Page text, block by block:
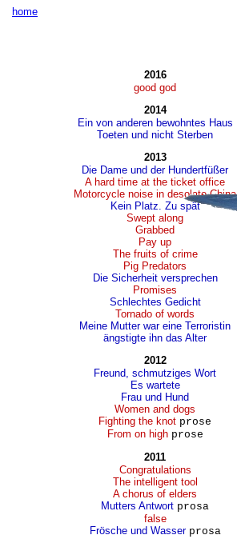
home
2016
good god
2014
Ein von anderen bewohntes Haus
Toeten und nicht Sterben
2013
Die Dame und der Hundertfüßer
A hard time at the ticket office
Motorcycle noise in desolate China
Kein Platz. Zu spät
Swept along
Grabbed
Pay up
The fruits of crime
Pig Predators
Die Sicherheit versprechen
Promises
Schlechtes Gedicht
Tornado of words
Meine Mutter war eine Terroristin
ängstigte ihn das Alter
2012
Freund, schmutziges Wort
Es wartete
Frau und Hund
Women and dogs
Fighting the knot prose
From on high prose
2011
Congratulations
The intelligent tool
A chorus of elders
Mutters Antwort prosa
false
Frösche und Wasser prosa